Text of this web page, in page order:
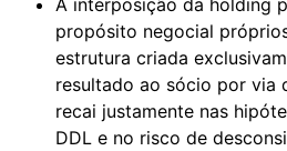
propósito negocial
estrutura criada
resultado ao sócio por via
recai justamente nas
DDL e no risco de